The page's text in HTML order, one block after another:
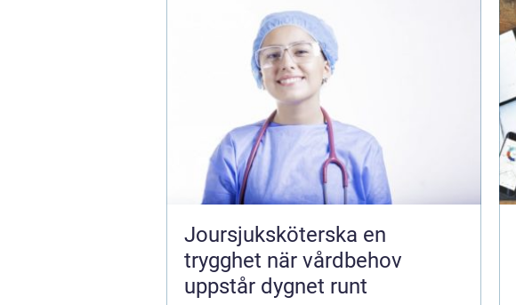
Joursjuksköterska en
trygghet när vårdbehov
uppstår dygnet runt